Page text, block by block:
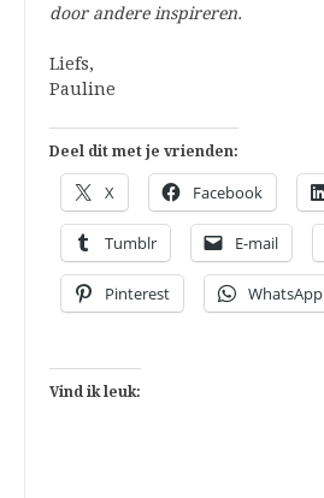
door andere inspireren.
Liefs,
Pauline
Deel dit met je vrienden:
X Facebook
Tumblr E-mail
Pinterest WhatsApp
Vind ik leuk: